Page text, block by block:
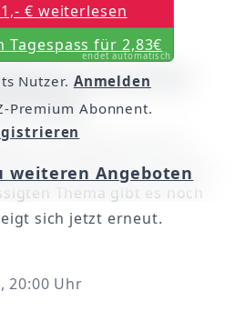
uns lehrt
brauchen
im Ahrtal hat sich im
verbessert. Doch bei
Thema gibt es noch
sich jetzt erneut.
20:00 Uhr
€ weiterlesen
Tagespass für 2,83€
endet automatisch
Nutzer. Anmelden
Premium Abonnent.
weiteren Angeboten